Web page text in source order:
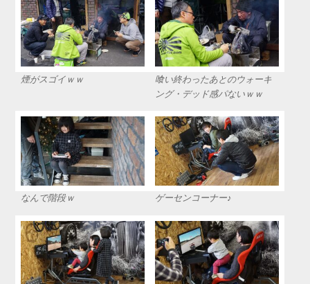
煙がスゴイｗｗ
喰い終わったあとのウォーキ
ング・デッド感パないｗｗ
なんで階段ｗ ゲーセンコーナー♪